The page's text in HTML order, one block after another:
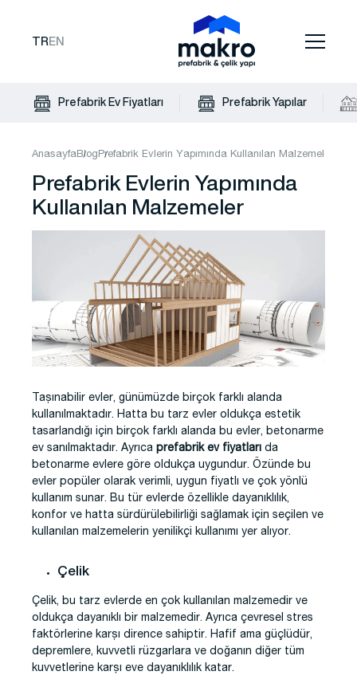
TR EN
Prefabrik Ev Fiyatları Prefabrik Yapılar
AnasayfaBlogPrefabrik Evlerin Yapımında Kullanılan Malzemeler
Prefabrik Evlerin Yapımında
Kullanılan Malzemeler
Taşınabilir evler, günümüzde birçok farklı alanda
kullanılmaktadır. Hatta bu tarz evler oldukça estetik
tasarlandığı için birçok farklı alanda bu evler, betonarme
ev sanılmaktadır. Ayrıca prefabrik ev fiyatları da
betonarme evlere göre oldukça uygundur. Özünde bu
evler popüler olarak verimli, uygun fiyatlı ve çok yönlü
kullanım sunar. Bu tür evlerde özellikle dayanıklılık,
konfor ve hatta sürdürülebilirliği sağlamak için seçilen ve
kullanılan malzemelerin yenilikçi kullanımı yer alıyor.
Çelik
Çelik, bu tarz evlerde en çok kullanılan malzemedir ve
oldukça dayanıklı bir malzemedir. Ayrıca çevresel stres
faktörlerine karşı dirence sahiptir. Hafif ama güçlüdür,
depremlere, kuvvetli rüzgarlara ve doğanın diğer tüm
kuvvetlerine karşı eve dayanıklılık katar.